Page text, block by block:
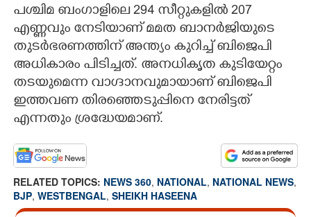
പശ്ചിമ ബംഗാളിലെ 294 സീറ്റുകളിൽ 207
എണ്ണവും നേടിയാണ് മമത ബാനർജിയുടെ
തുടർഭരണത്തിന് അന്ത്യം കുറിച്ച് ബിജെപി
അധികാരം പിടിച്ചത്. അനധികൃത കുടിയേറ്റം
തടയുമെന്ന വാഗ്ദാനവുമായാണ് ബിജെപി
ഇത്തവണ തിരഞ്ഞെടുപ്പിനെ നേരിട്ടത്
എന്നതും ശ്രദ്ധേയമാണ്.
RELATED TOPICS: NEWS 360, NATIONAL, NATIONAL NEWS,
BJP, WESTBENGAL, SHEIKH HASEENA